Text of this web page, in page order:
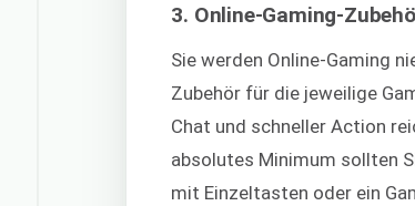
3. Online-Gaming-
Sie werden Online-Gaming
Zubehör für die jeweilige
Chat und schneller Action
absolutes Minimum sollten
mit Einzeltasten oder ein